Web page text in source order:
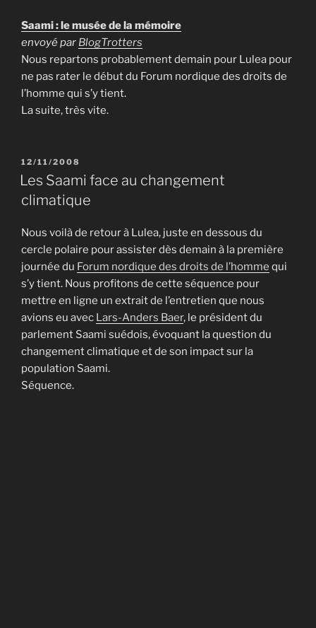
Saami : le musée de la mémoire
envoyé par BlogTrotters
Nous repartons probablement demain pour Lulea pour
ne pas rater le début du Forum nordique des droits de
l’homme qui s’y tient.
La suite, très vite.
PUBLIÉ
LE
12/11/2008
Les Saami face au changement
climatique
Nous voilà de retour à Lulea, juste en dessous du
cercle polaire pour assister dès demain à la première
journée du Forum nordique des droits de l’homme qui
s’y tient. Nous profitons de cette séquence pour
mettre en ligne un extrait de l’entretien que nous
avions eu avec Lars-Anders Baer, le président du
parlement Saami suédois, évoquant la question du
changement climatique et de son impact sur la
population Saami.
Séquence.